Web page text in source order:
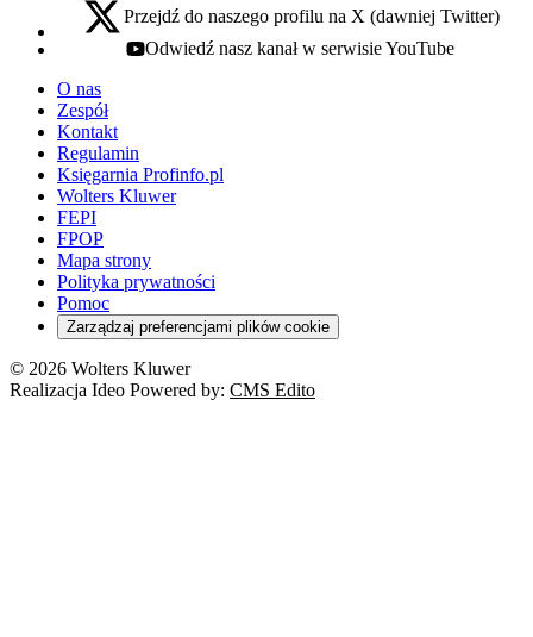
x - otwiera się w nowej karcie
Przejdź do naszego profilu na X (dawniej Twitter)
youtube - otwiera się w nowej karcie
Odwiedź nasz kanał w serwisie YouTube
O nas
Zespół
Kontakt
Regulamin
Księgarnia Profinfo.pl
Wolters Kluwer
FEPI
FPOP
Mapa strony
Polityka prywatności
Pomoc
Zarządzaj preferencjami plików cookie
© 2026 Wolters Kluwer
Realizacja Ideo Powered by: CMS Edito